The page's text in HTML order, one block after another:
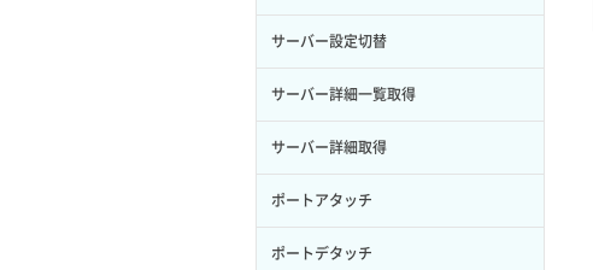
サーバー設定切替
サーバー詳細一覧取得
サーバー詳細取得
ポートアタッチ
ポートデタッチ